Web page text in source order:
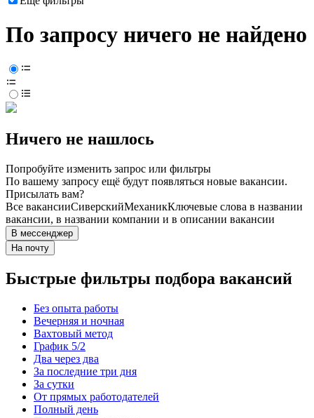
По запросу ничего не найдено
Ничего не нашлось
Попробуйте изменить запрос или фильтры
По вашему запросу ещё будут появляться новые вакансии.
Присылать вам?
Все вакансииСиверскийМеханикКлючевые слова в названии
вакансии, в названии компании и в описании вакансии
В мессенджер
На почту
Быстрые фильтры подбора вакансий
Без опыта работы
Вечерняя и ночная
Вахтовый метод
График 5/2
Два через два
За последние три дня
За сутки
От прямых работодателей
Полный день